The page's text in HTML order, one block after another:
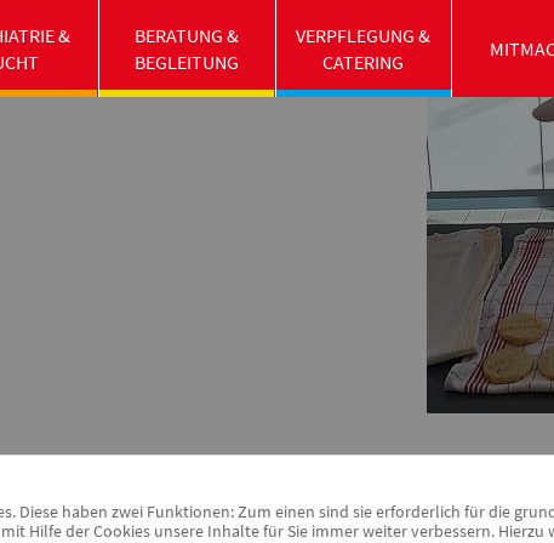
„Demokratie leben!“ gefördert.
&
BERATUNG &
BEGLEITUNG
VERPFLEGUNG &
CATERING
Diese haben zwei Funktionen: Zum einen sind sie erforderlich für die
Hilfe der Cookies unsere Inhalte für Sie immer weiter verbessern.